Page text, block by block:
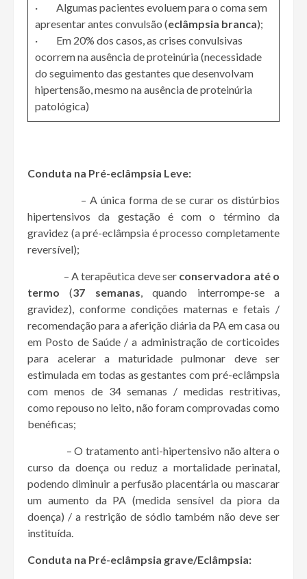
· Algumas pacientes evoluem para o coma sem
apresentar antes convulsão (eclâmpsia branca);
· Em 20% dos casos, as crises convulsivas
ocorrem na ausência de proteinúria (necessidade
do seguimento das gestantes que desenvolvam
hipertensão, mesmo na ausência de proteinúria
patológica)
Conduta na Pré-eclâmpsia Leve:
– A única forma de se curar os distúrbios
hipertensivos da gestação é com o término da
gravidez (a pré-eclâmpsia é processo completamente
reversível);
– A terapêutica deve ser conservadora até o
termo (37 semanas, quando interrompe-se a
gravidez), conforme condições maternas e fetais /
recomendação para a aferição diária da PA em casa ou
em Posto de Saúde / a administração de corticoides
para acelerar a maturidade pulmonar deve ser
estimulada em todas as gestantes com pré-eclâmpsia
com menos de 34 semanas / medidas restritivas,
como repouso no leito, não foram comprovadas como
benéficas;
– O tratamento anti-hipertensivo não altera o
curso da doença ou reduz a mortalidade perinatal,
podendo diminuir a perfusão placentária ou mascarar
um aumento da PA (medida sensível da piora da
doença) / a restrição de sódio também não deve ser
instituída.
Conduta na Pré-eclâmpsia grave/Eclâmpsia: